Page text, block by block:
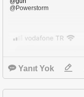
@Powerstorm
Yanıt Yok